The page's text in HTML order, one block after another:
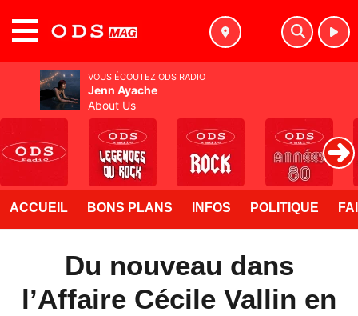
ACCUEIL BONS PLANS INFOS POLITIQUE
Du nouveau dans
l’Affaire Cécile Vallin en
VOUS ÉCOUTEZ ODS RADIO
Jenn Ayache
About Us